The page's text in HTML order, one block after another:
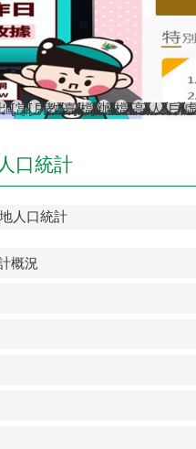
導]小心詐騙電話假冒戶政事
區八卦里里鄰調整新舊門牌
境2年以上應辦理遷出登記
[當心詐騙]戶政事務所不會
[戶政宣導]戶政司線上申
教育程度查記宣導
臺灣原住民族姓名
檔案應用服務專區
辦理各類戶籍
檔案應用專
高雄市戶
人籍
戶
口統計
人口統計
概況